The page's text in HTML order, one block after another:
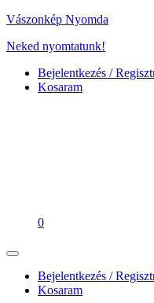
Vászonkép Nyomda
Neked nyomtatunk!
Bejelentkezés /
Kosaram
0
Bejelentkezés /
Kosaram